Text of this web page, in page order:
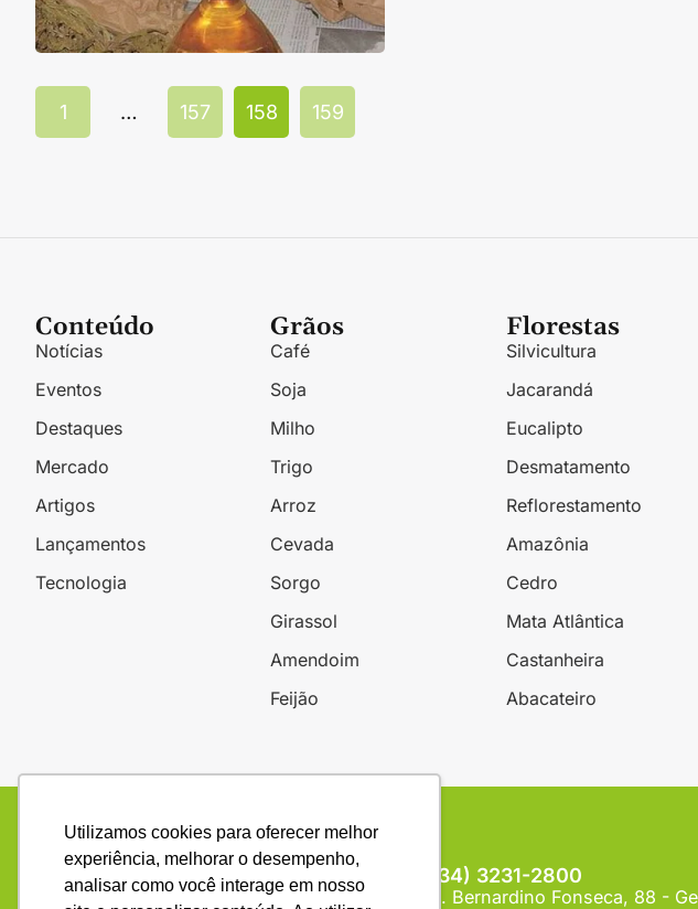
Utilizamos cookies para oferecer melhor
experiência, melhorar o desempenho,
analisar como você interage em nosso
1 … 157 158 159
Conteúdo
Notícias
Eventos
Destaques
Mercado
Artigos
Lançamentos
Tecnologia
Grãos
Café
Soja
Milho
Trigo
Arroz
Cevada
Sorgo
Girassol
Amendoim
Feijão
Florestas
Silvicultura
Jacarandá
Eucalipto
Desmatamento
Reflorestamento
Amazônia
Cedro
Mata Atlântica
Castanheira
Abacateiro
(34) 3231-2800
R. Bernardino Fonseca, 88 -